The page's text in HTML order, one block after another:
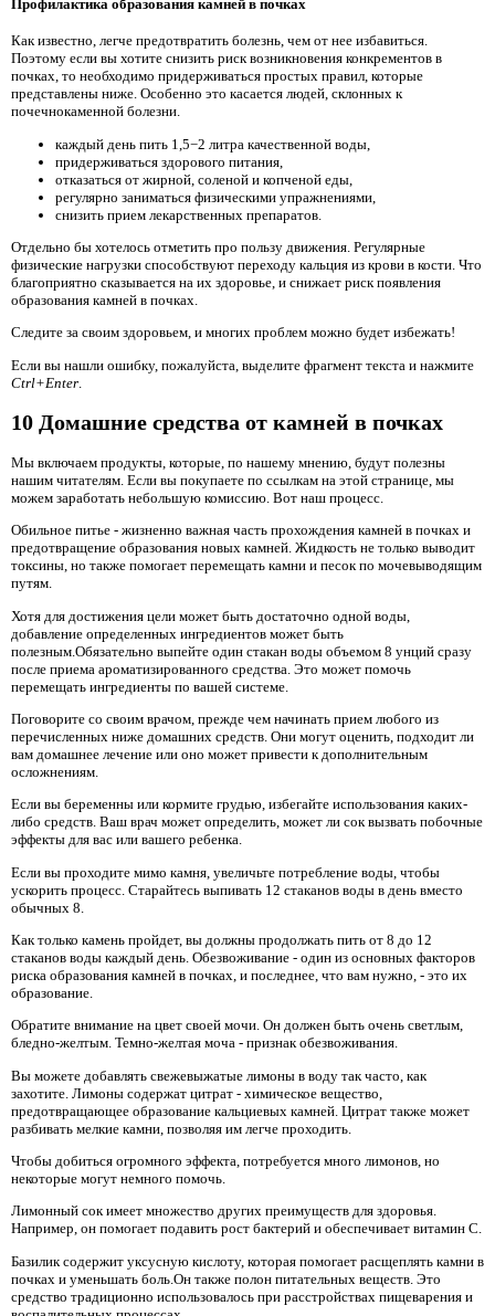
Профилактика образования камней в почках
Как известно, легче предотвратить болезнь, чем от нее избавиться.
Поэтому если вы хотите снизить риск возникновения конкрементов в
почках, то необходимо придерживаться простых правил, которые
представлены ниже. Особенно это касается людей, склонных к
почечнокаменной болезни.
каждый день пить 1,5−2 литра качественной воды,
придерживаться здорового питания,
отказаться от жирной, соленой и копченой еды,
регулярно заниматься физическими упражнениями,
снизить прием лекарственных препаратов.
Отдельно бы хотелось отметить про пользу движения. Регулярные
физические нагрузки способствуют переходу кальция из крови в кости. Что
благоприятно сказывается на их здоровье, и снижает риск появления
образования камней в почках.
Следите за своим здоровьем, и многих проблем можно будет избежать!
Если вы нашли ошибку, пожалуйста, выделите фрагмент текста и нажмите
Ctrl+Enter
10 Домашние средства от камней в почках
Мы включаем продукты, которые, по нашему мнению, будут полезны
нашим читателям. Если вы покупаете по ссылкам на этой странице, мы
можем заработать небольшую комиссию. Вот наш процесс.
Обильное питье - жизненно важная часть прохождения камней в почках и
предотвращение образования новых камней. Жидкость не только выводит
токсины, но также помогает перемещать камни и песок по мочевыводящим
путям.
Хотя для достижения цели может быть достаточно одной воды,
добавление определенных ингредиентов может быть
полезным.Обязательно выпейте один стакан воды объемом 8 унций сразу
после приема ароматизированного средства. Это может помочь
перемещать ингредиенты по вашей системе.
Поговорите со своим врачом, прежде чем начинать прием любого из
перечисленных ниже домашних средств. Они могут оценить, подходит ли
вам домашнее лечение или оно может привести к дополнительным
осложнениям.
Если вы беременны или кормите грудью, избегайте использования каких-
либо средств. Ваш врач может определить, может ли сок вызвать побочные
эффекты для вас или вашего ребенка.
Если вы проходите мимо камня, увеличьте потребление воды, чтобы
ускорить процесс. Старайтесь выпивать 12 стаканов воды в день вместо
обычных 8.
Как только камень пройдет, вы должны продолжать пить от 8 до 12
стаканов воды каждый день. Обезвоживание - один из основных факторов
риска образования камней в почках, и последнее, что вам нужно, - это их
образование.
Обратите внимание на цвет своей мочи. Он должен быть очень светлым,
бледно-желтым. Темно-желтая моча - признак обезвоживания.
Вы можете добавлять свежевыжатые лимоны в воду так часто, как
захотите. Лимоны содержат цитрат - химическое вещество,
предотвращающее образование кальциевых камней. Цитрат также может
разбивать мелкие камни, позволяя им легче проходить.
Чтобы добиться огромного эффекта, потребуется много лимонов, но
некоторые могут немного помочь.
Лимонный сок имеет множество других преимуществ для здоровья.
Например, он помогает подавить рост бактерий и обеспечивает витамин С.
Базилик содержит уксусную кислоту, которая помогает расщеплять камни в
почках и уменьшать боль.Он также полон питательных веществ. Это
средство традиционно использовалось при расстройствах пищеварения и